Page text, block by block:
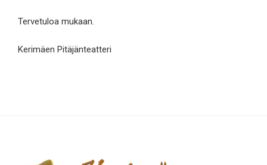
Tervetuloa mukaan.
Kerimäen Pitäjänteatteri